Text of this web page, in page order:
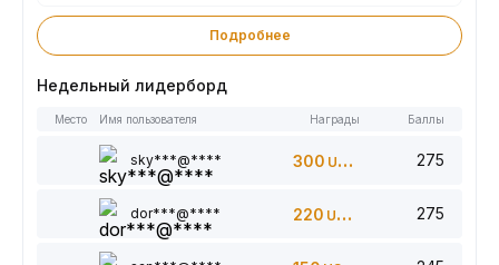
Подробнее
Недельный лидерборд
Место Имя пользователя Награды Баллы
sky***@**** 300 USDT 275
dor***@**** 220 USDT 275